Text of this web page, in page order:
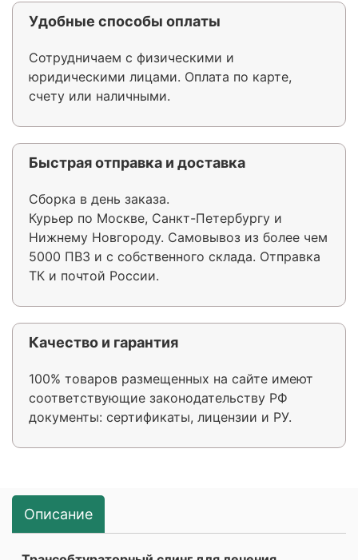
Удобные способы оплаты
Сотрудничаем с физическими и
юридическими лицами. Оплата по карте,
счету или наличными.
Быстрая отправка и доставка
Сборка в день заказа.
Курьер по Москве, Санкт-Петербургу и
Нижнему Новгороду. Самовывоз из более чем
5000 ПВЗ и с собственного склада. Отправка
ТК и почтой России.
Качество и гарантия
100% товаров размещенных на сайте имеют
соответствующие законодательству РФ
документы: сертификаты, лицензии и РУ.
Описание